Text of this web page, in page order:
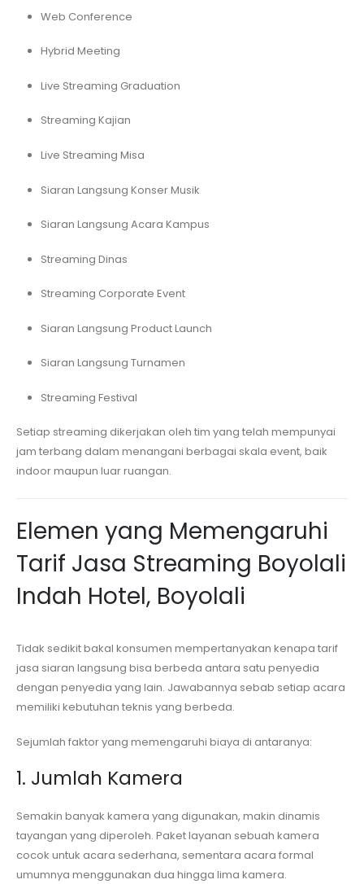
Web Conference
Hybrid Meeting
Live Streaming Graduation
Streaming Kajian
Live Streaming Misa
Siaran Langsung Konser Musik
Siaran Langsung Acara Kampus
Streaming Dinas
Streaming Corporate Event
Siaran Langsung Product Launch
Siaran Langsung Turnamen
Streaming Festival
Setiap streaming dikerjakan oleh tim yang telah mempunyai
jam terbang dalam menangani berbagai skala event, baik
indoor maupun luar ruangan.
Elemen yang Memengaruhi
Tarif Jasa Streaming Boyolali
Indah Hotel, Boyolali
Tidak sedikit bakal konsumen mempertanyakan kenapa tarif
jasa siaran langsung bisa berbeda antara satu penyedia
dengan penyedia yang lain. Jawabannya sebab setiap acara
memiliki kebutuhan teknis yang berbeda.
Sejumlah faktor yang memengaruhi biaya di antaranya:
1. Jumlah Kamera
Semakin banyak kamera yang digunakan, makin dinamis
tayangan yang diperoleh. Paket layanan sebuah kamera
cocok untuk acara sederhana, sementara acara formal
umumnya menggunakan dua hingga lima kamera.